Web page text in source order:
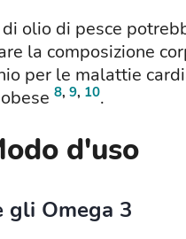
olio di pesce
la composizione
per le malattie
8, 9, 10.
d'uso
gli Omega 3